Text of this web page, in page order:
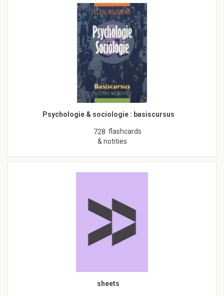
Psychologie & sociologie : basiscursus
728 flashcards
& notities
sheets